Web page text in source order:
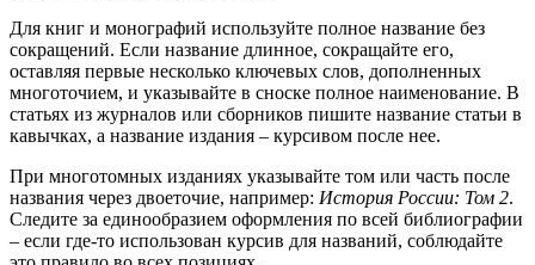
Для книг и монографий используйте полное название без
сокращений. Если название длинное, сокращайте его,
оставляя первые несколько ключевых слов, дополненных
многоточием, и указывайте в сноске полное наименование. В
статьях из журналов или сборников пишите название статьи в
кавычках, а название издания – курсивом после нее.
При многотомных изданиях указывайте том или часть после
названия через двоеточие, например: История России: Том 2.
Следите за единообразием оформления по всей библиографии
– если где-то использован курсив для названий, соблюдайте